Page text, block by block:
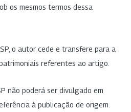
os mesmos termos dessa
o autor cede e transfere para a
referentes ao artigo.
não poderá ser divulgado em
à publicação de origem.